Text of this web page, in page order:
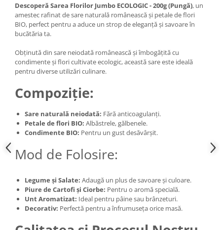
Descoperă Sarea Florilor Jumbo ECOLOGIC - 200g (Pungă), un
amestec rafinat de sare naturală românească și petale de flori
BIO, perfect pentru a aduce un strop de eleganță și savoare în
bucătăria ta.
Obținută din sare neiodată românească și îmbogățită cu
condimente și flori cultivate ecologic, această sare este ideală
pentru diverse utilizări culinare.
Compoziție:
Sare naturală neiodată: Fără anticoagulanți.
Petale de flori BIO: Albăstrele, gălbenele.
Condimente BIO: Pentru un gust desăvârșit.
Mod de Folosire:
Legume și Salate: Adaugă un plus de savoare și culoare.
Piure de Cartofi și Ciorbe: Pentru o aromă specială.
Unt Aromatizat: Ideal pentru pâine sau brânzeturi.
Decorativ: Perfectă pentru a înfrumuseța orice masă.